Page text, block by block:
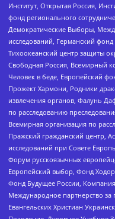
Институт, Открытая Россия,
фонд регионального
Демократические Выборы,
исследований, Германский
Тихоокеанский центр защиты
Свободная Россия, Всемирный
Человек в беде, Европейский
Прожект Хармони, Родники
извлечения органов, Фалунь
по расследованию
Всемирная организация по
Пражский гражданский центр,
исследований при Совете
Форум русскоязычных
Европейский выбор, Фонд
Фонд Будущее России,
Международное партнерство
Евангельских Христиан